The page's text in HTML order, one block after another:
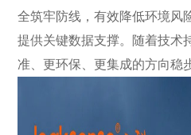
全筑牢防线，有效降低环境风
提供关键数据支撑。随着技术
准、更环保、更集成的方向稳